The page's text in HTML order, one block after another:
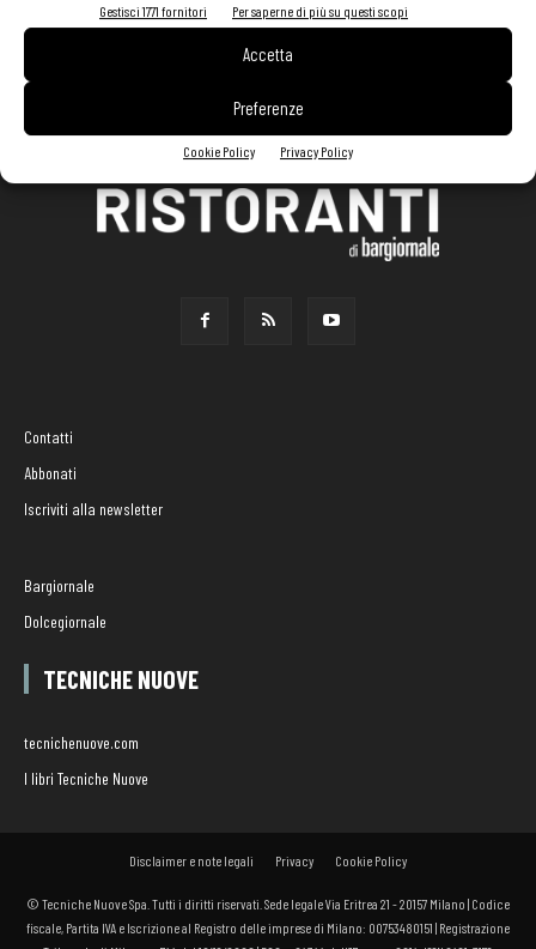
Gestisci 1771 fornitori Per saperne di più su questi scopi
Accetta
Preferenze
Cookie Policy Privacy Policy
Contatti
Abbonati
Iscriviti alla newsletter
Bargiornale
Dolcegiornale
TECNICHE NUOVE
tecnichenuove.com
I libri Tecniche Nuove
Disclaimer e note legali Privacy Cookie Policy
© Tecniche Nuove Spa. Tutti i diritti riservati. Sede legale Via Eritrea 21 - 20157 Milano | Codice
fiscale, Partita IVA e Iscrizione al Registro delle imprese di Milano: 00753480151 | Registrazione